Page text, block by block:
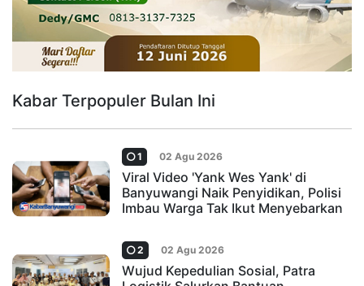
Kabar Terpopuler Bulan Ini
1 02 Agu 2026
Viral Video 'Yank Wes Yank' di
Banyuwangi Naik Penyidikan, Polisi
Imbau Warga Tak Ikut Menyebarkan
2 02 Agu 2026
Wujud Kepedulian Sosial, Patra